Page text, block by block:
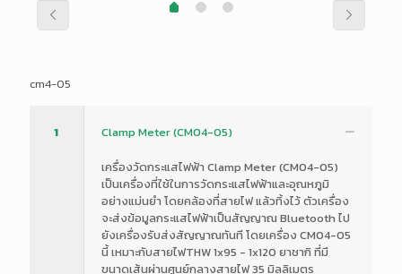
cm4-05
1 Clamp Meter (CM04-05)
เครื่องวัดกระแสไฟฟ้า Clamp Meter (CM04-05)
เป็นเครื่องที่ใช้ในการวัดกระแสไฟฟ้าและอุณหภูมิ
อย่างแม่นยำ โดยคล้องที่สายไฟ แล้วทิ้งไว้ ตัวเครื่อง
จะส่งข้อมูลกระแสไฟฟ้าเป็นสัญญาณ Bluetooth ไป
ยังเครื่องรับส่งสัญญาณทันที โดยเครื่อง CM04-05
นี้ เหมาะกับสายไฟTHW 1x95 - 1x120 ยาชากิ ที่มี
ขนาดเส้นผ่านศูนย์กลางสายไฟ35 มิลลิเมตร